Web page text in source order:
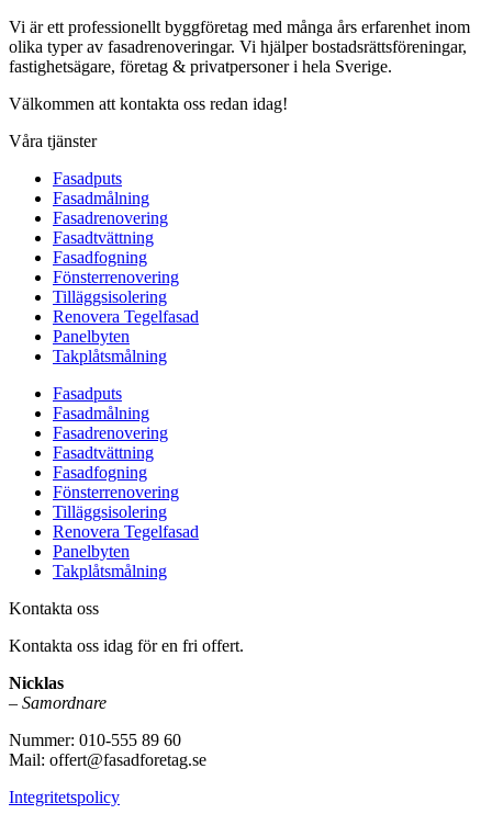
Vi är ett professionellt byggföretag med många års erfarenhet inom
olika typer av fasadrenoveringar. Vi hjälper bostadsrättsföreningar,
fastighetsägare, företag & privatpersoner i hela Sverige.
Välkommen att kontakta oss redan idag!
Våra tjänster
Fasadputs
Fasadmålning
Fasadrenovering
Fasadtvättning
Fasadfogning
Fönsterrenovering
Tilläggsisolering
Renovera Tegelfasad
Panelbyten
Takplåtsmålning
Fasadputs
Fasadmålning
Fasadrenovering
Fasadtvättning
Fasadfogning
Fönsterrenovering
Tilläggsisolering
Renovera Tegelfasad
Panelbyten
Takplåtsmålning
Kontakta oss
Kontakta oss idag för en fri offert.
Nicklas
– Samordnare
Nummer: 010-555 89 60
Mail: offert@fasadforetag.se
Integritetspolicy